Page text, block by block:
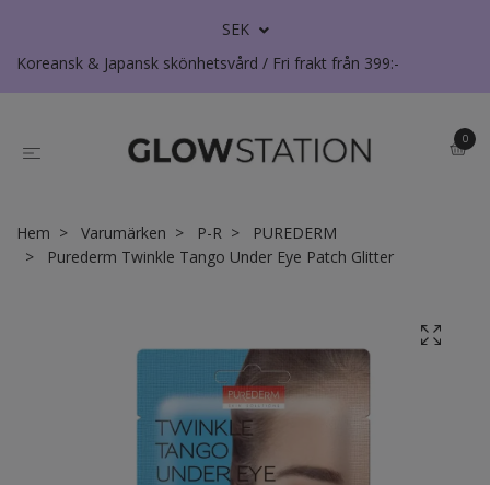
SEK
Koreansk & Japansk skönhetsvård / Fri frakt från 399:-
0
Hem Varumärken P-R
PUREDERM
Purederm Twinkle Tango Under Eye Patch Glitter